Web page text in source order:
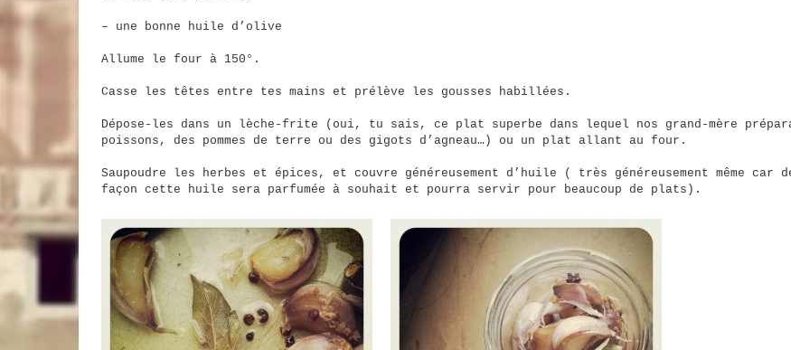
– une bonne huile d’olive
Allume le four à 150°.
Casse les têtes entre tes mains et prélève les gousses habillées.
Dépose-les dans un lèche-frite (oui, tu sais, ce plat superbe dans lequel nos grand-mère
poissons, des pommes de terre ou des gigots d’agneau…) ou un plat allant au four.
Saupoudre les herbes et épices, et couvre généreusement d’huile ( très généreusement même car
façon cette huile sera parfumée à souhait et pourra servir pour beaucoup de plats).